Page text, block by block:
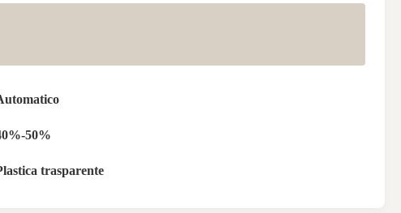
50%
trasparente